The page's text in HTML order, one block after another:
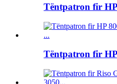
Tëntpatron fir
Tëntpatron fir